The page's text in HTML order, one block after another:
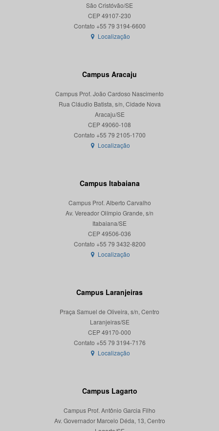
São Cristóvão/SE
CEP 49107-230
Localização
Campus Aracaju
Campus Prof. João Cardoso Nascimento
Rua Cláudio Batista, s/n, Cidade Nova
Aracaju/SE
CEP 49060-108
Localização
Campus Itabaiana
Campus Prof. Alberto Carvalho
Av. Vereador Olímpio Grande, s/n
Itabaiana/SE
CEP 49506-036
Localização
Campus Laranjeiras
Praça Samuel de Oliveira, s/n, Centro
Laranjeiras/SE
CEP 49170-000
Localização
Campus Lagarto
Campus Prof. Antônio Garcia Filho
Av. Governador Marcelo Déda, 13, Centro